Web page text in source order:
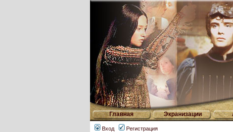
Главная Экранизации
Вход Регистрация